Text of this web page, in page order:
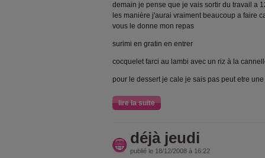
demain je pense que je vais sortir du travail a
les manière j'aurai vraiment beaucoup a faire
vous le donne mon repas
surimi en gratin en entrer
cocquelet farci au lambi avec un riz à la
pour le dessert je cale je sais pas peut etre
lire la suite
déjà jeudi
publié le 18/12/2008 à 16:22